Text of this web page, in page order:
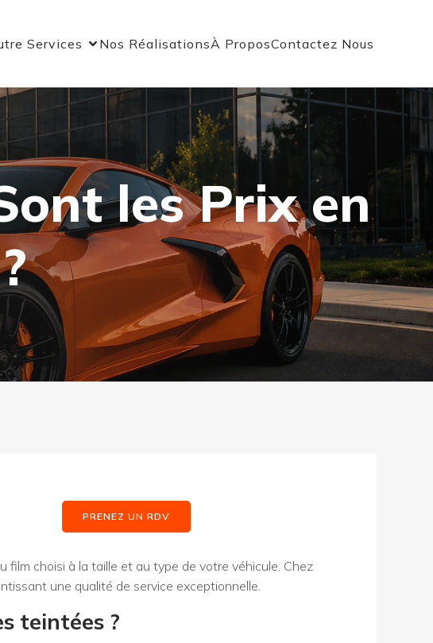
Services Nos RéalisationsÀ ProposContactez Nous
les Prix en
PRENEZ UN RDV
choisi à la taille et au type de votre véhicule. Chez
une qualité de service exceptionnelle.
teintées ?